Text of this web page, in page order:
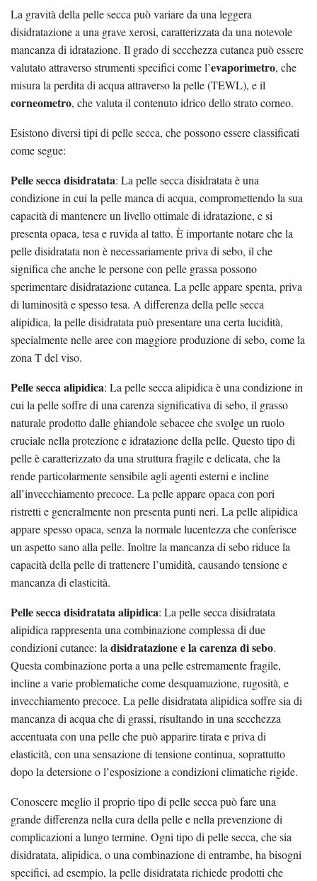
La gravità della pelle secca può variare da una leggera
disidratazione a una grave xerosi, caratterizzata da una notevole
mancanza di idratazione. Il grado di secchezza cutanea può essere
valutato attraverso strumenti specifici come l’evaporimetro, che
misura la perdita di acqua attraverso la pelle (TEWL), e il
corneometro, che valuta il contenuto idrico dello strato corneo.
Esistono diversi tipi di pelle secca, che possono essere classificati
come segue:
Pelle secca disidratata: La pelle secca disidratata è una
condizione in cui la pelle manca di acqua, compromettendo la sua
capacità di mantenere un livello ottimale di idratazione, e si
presenta opaca, tesa e ruvida al tatto. È importante notare che la
pelle disidratata non è necessariamente priva di sebo, il che
significa che anche le persone con pelle grassa possono
sperimentare disidratazione cutanea. La pelle appare spenta, priva
di luminosità e spesso tesa. A differenza della pelle secca
alipidica, la pelle disidratata può presentare una certa lucidità,
specialmente nelle aree con maggiore produzione di sebo, come la
zona T del viso.
Pelle secca alipidica: La pelle secca alipidica è una condizione in
cui la pelle soffre di una carenza significativa di sebo, il grasso
naturale prodotto dalle ghiandole sebacee che svolge un ruolo
cruciale nella protezione e idratazione della pelle. Questo tipo di
pelle è caratterizzato da una struttura fragile e delicata, che la
rende particolarmente sensibile agli agenti esterni e incline
all’invecchiamento precoce. La pelle appare opaca con pori
ristretti e generalmente non presenta punti neri. La pelle alipidica
appare spesso opaca, senza la normale lucentezza che conferisce
un aspetto sano alla pelle. Inoltre la mancanza di sebo riduce la
capacità della pelle di trattenere l’umidità, causando tensione e
mancanza di elasticità.
Pelle secca disidratata alipidica: La pelle secca disidratata
alipidica rappresenta una combinazione complessa di due
condizioni cutanee: la disidratazione e la carenza di sebo.
Questa combinazione porta a una pelle estremamente fragile,
incline a varie problematiche come desquamazione, rugosità, e
invecchiamento precoce. La pelle disidratata alipidica soffre sia di
mancanza di acqua che di grassi, risultando in una secchezza
accentuata con una pelle che può apparire tirata e priva di
elasticità, con una sensazione di tensione continua, soprattutto
dopo la detersione o l’esposizione a condizioni climatiche rigide.
Conoscere meglio il proprio tipo di pelle secca può fare una
grande differenza nella cura della pelle e nella prevenzione di
complicazioni a lungo termine. Ogni tipo di pelle secca, che sia
disidratata, alipidica, o una combinazione di entrambe, ha bisogni
specifici, ad esempio, la pelle disidratata richiede prodotti che